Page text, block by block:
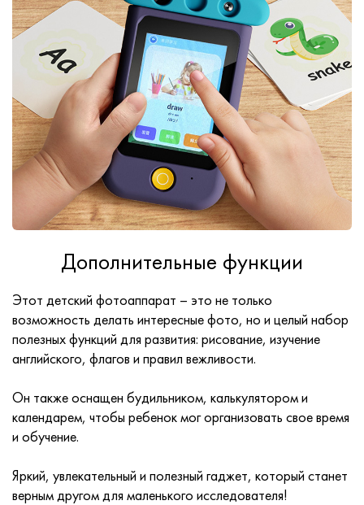
Дополнительные функции
Этот детский фотоаппарат – это не только
возможность делать интересные фото, но и целый набор
полезных функций для развития: рисование, изучение
английского, флагов и правил вежливости.
Он также оснащен будильником, калькулятором и
календарем, чтобы ребенок мог организовать свое время
и обучение.
Яркий, увлекательный и полезный гаджет, который станет
верным другом для маленького исследователя!